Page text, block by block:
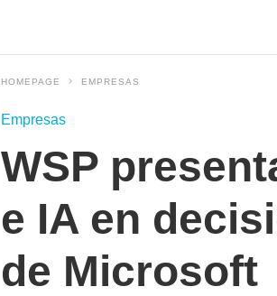
HOMEPAGE EMPRESAS
Empresas
WSP
e IA en
de Microsoft